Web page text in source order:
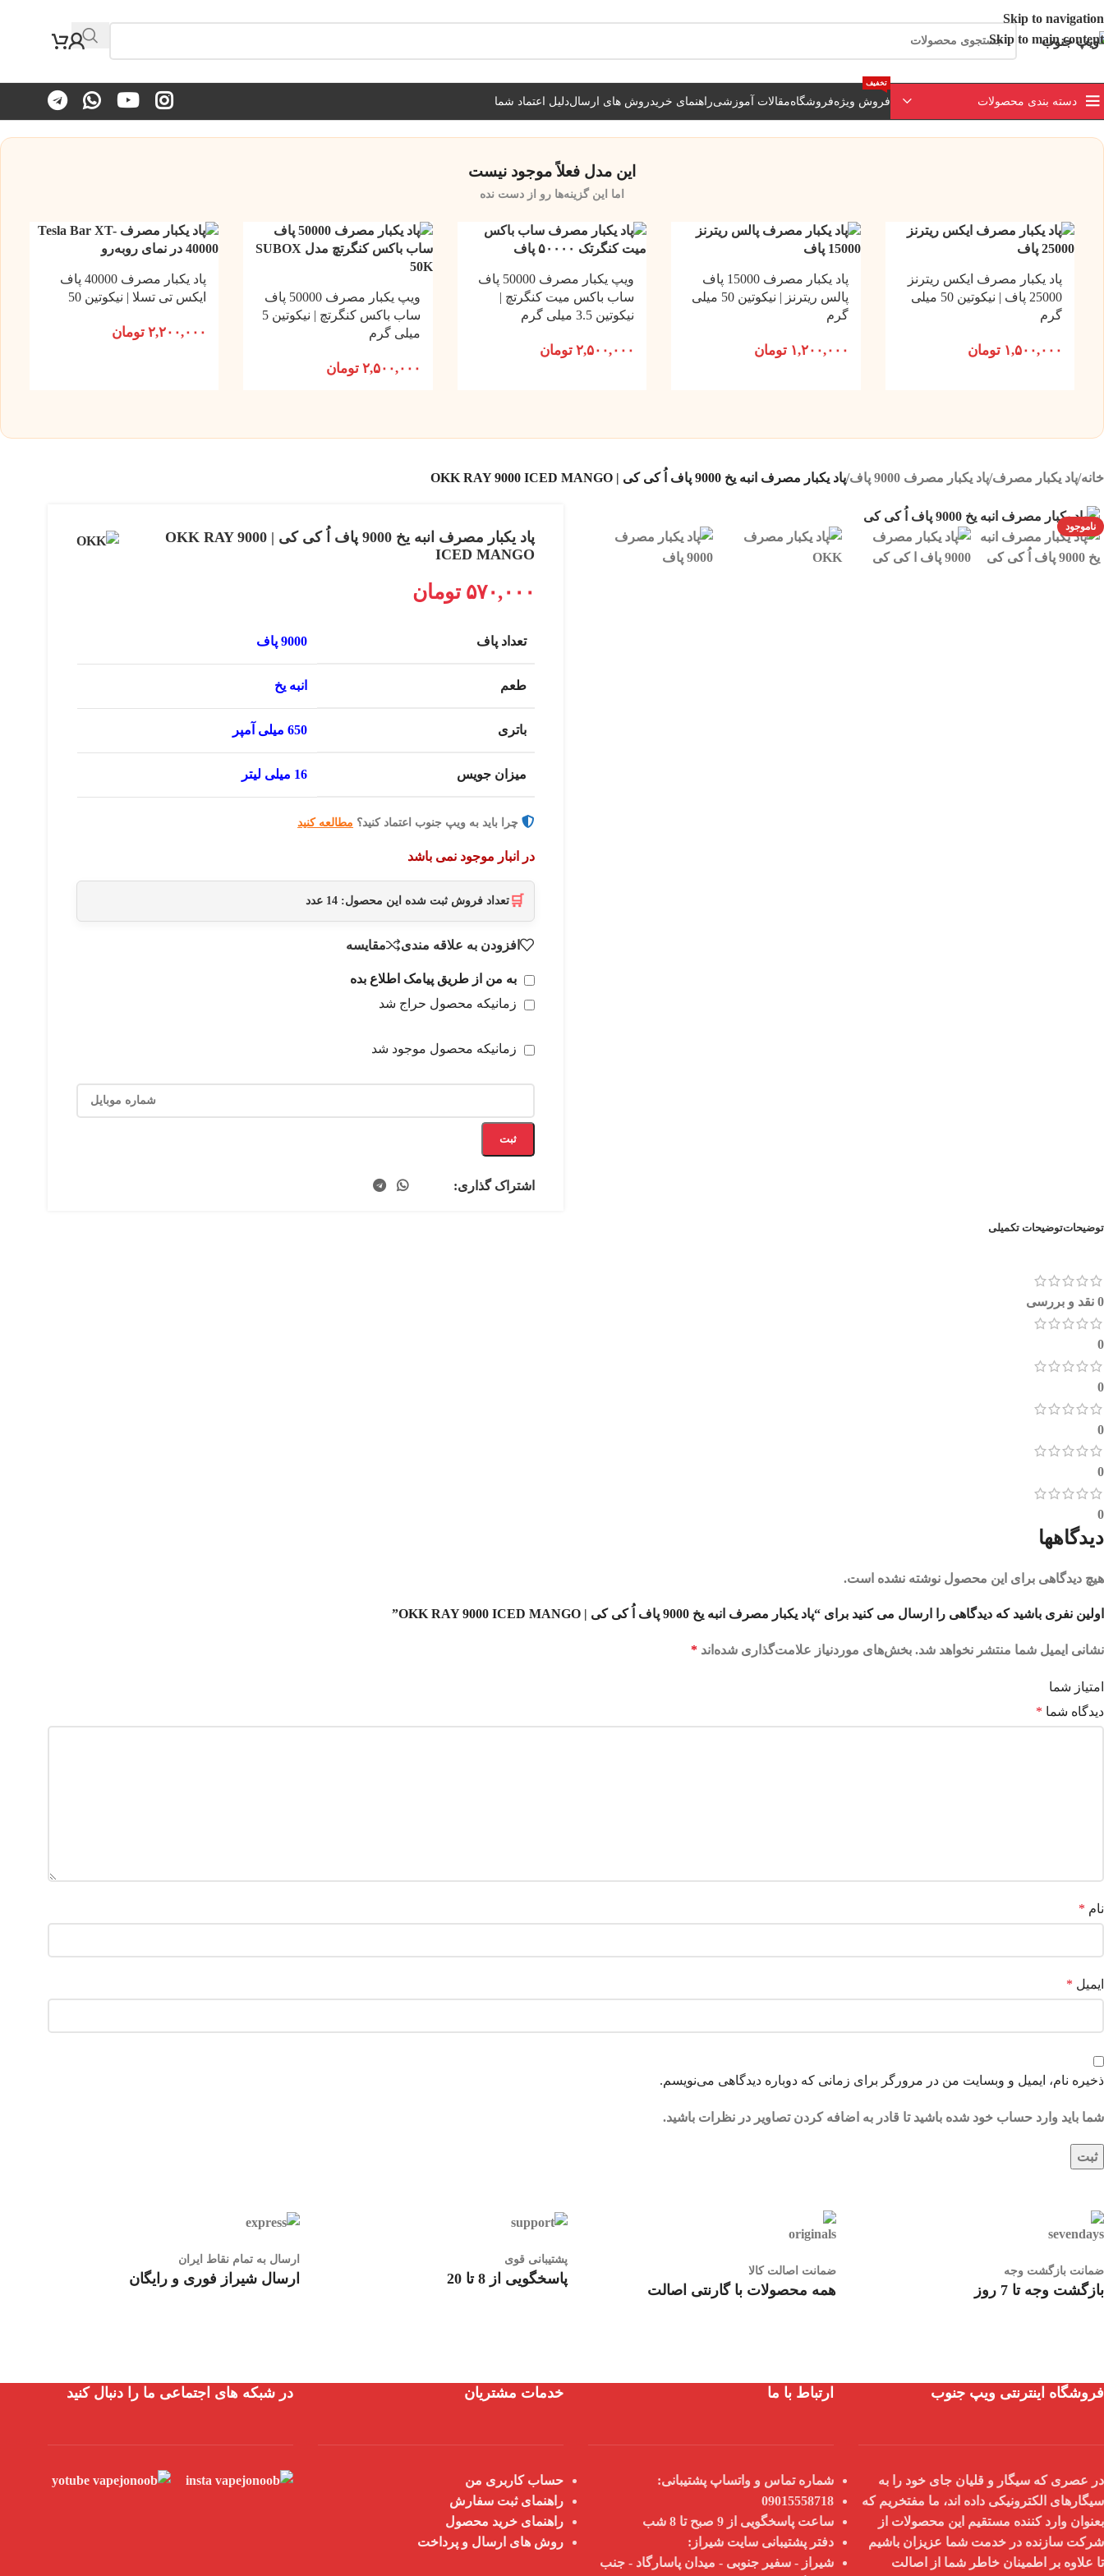
Skip to navigation
Skip to main content
دسته بندی محصولات فروش ویژه
تخفیف
فروشگاهمقالات آموزشیراهنمای خریدروش های ارسالدلیل اعتماد شما
این مدل فعلاً موجود نیست
اما این گزینه‌ها رو از دست نده
پاد یکبار مصرف ایکس ریترنز
25000 پاف | نیکوتین 50 میلی
گرم
۱,۵۰۰,۰۰۰ تومان
پاد یکبار مصرف 15000 پاف
پالس ریترنز | نیکوتین 50 میلی
گرم
۱,۲۰۰,۰۰۰ تومان
ویپ یکبار مصرف 50000 پاف
ساب باکس میت کنگرتچ |
نیکوتین 3.5 میلی گرم
۲,۵۰۰,۰۰۰ تومان
ویپ یکبار مصرف 50000 پاف
ساب باکس کنگرتچ | نیکوتین 5
میلی گرم
۲,۵۰۰,۰۰۰ تومان
پاد یکبار مصرف 40000 پاف
ایکس تی تسلا | نیکوتین 50
۲,۲۰۰,۰۰۰ تومان
خانه/پاد یکبار مصرف/پاد یکبار مصرف 9000 پاف /پاد یکبار مصرف انبه یخ 9000 پاف اُ کی کی | OKK RAY 9000 ICED MANGO
ناموجود
پاد یکبار مصرف انبه یخ 9000 پاف اُ کی کی | OKK RAY 9000
ICED MANGO
۵۷۰,۰۰۰ تومان
تعداد پاف 9000 پاف
طعم انبه یخ
باتری 650 میلی آمپر
میزان جویس 16 میلی لیتر
چرا باید به ویپ جنوب اعتماد کنید؟ مطالعه کنید
در انبار موجود نمی باشد
🛒 تعداد فروش ثبت شده این محصول: 14 عدد
افزودن به علاقه مندی مقایسه
به من از طریق پیامک اطلاع بده
زمانیکه محصول حراج شد
زمانیکه محصول موجود شد
ثبت
اشتراک گذاری:
توضیحاتتوضیحات تکمیلی
0 نقد و بررسی
0
0
0
0
0
دیدگاهها
هیچ دیدگاهی برای این محصول نوشته نشده است.
اولین نفری باشید که دیدگاهی را ارسال می کنید برای “پاد یکبار مصرف انبه یخ 9000 پاف اُ کی کی | OKK RAY 9000 ICED MANGO”
نشانی ایمیل شما منتشر نخواهد شد. بخش‌های موردنیاز علامت‌گذاری شده‌اند *
امتیاز شما
دیدگاه شما *
نام *
ایمیل *
ذخیره نام، ایمیل و وبسایت من در مرورگر برای زمانی که دوباره دیدگاهی می‌نویسم.
شما باید وارد حساب خود شده باشید تا قادر به اضافه کردن تصاویر در نظرات باشید.
ضمانت بازگشت وجه
بازگشت وجه تا 7 روز
ضمانت اصالت کالا
همه محصولات با گارنتی اصالت
پشتیبانی قوی
پاسخگویی از 8 تا 20
ارسال به تمام نقاط ایران
ارسال شیراز فوری و رایگان
فروشگاه اینترنتی ویپ جنوب
در عصری که سیگار و قلیان جای خود را به
سیگارهای الکترونیکی داده اند، ما مفتخریم که
بعنوان وارد کننده مستقیم این محصولات از
شرکت سازنده در خدمت شما عزیزان باشیم
تا علاوه بر اطمینان خاطر شما از
اصالت
ارتباط با ما
شماره تماس و واتساپ پشتیبانی:
09015558718
ساعت پاسخگویی از 9 صبح تا 8 شب
دفتر پشتیبانی سایت شیراز:
شیراز - سفیر جنوبی - میدان پاسارگاد - جنب
خدمات مشتریان
حساب کاربری من
راهنمای ثبت سفارش
راهنمای خرید محصول
روش های ارسال و پرداخت
در شبکه های اجتماعی ما را دنبال کنید